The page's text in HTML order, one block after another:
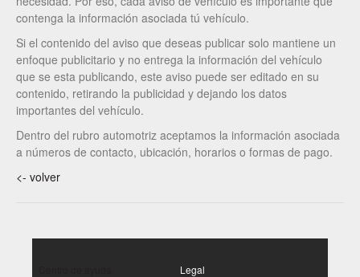
contenga la información asociada tú vehículo.
Si el contenido del aviso que deseas publicar solo mantiene un
enfoque publicitario y no entrega la información del vehículo
que se esta publicando, este aviso puede ser editado en su
contenido, retirando la publicidad y dejando los datos
importantes del vehículo.
Dentro del rubro automotriz aceptamos la información asociada
a números de contacto, ubicación, horarios o formas de pago.
<- volver
Legal